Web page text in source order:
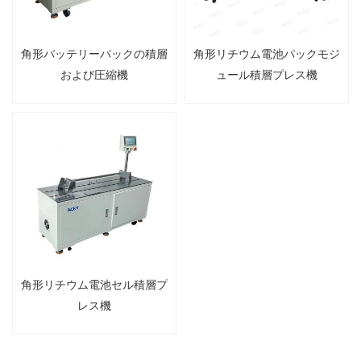
角形バッテリーパックの積層
および圧縮機
角形リチウム電池パックモジ
ュール積層プレス機
角形リチウム電池セル積層プ
レス機